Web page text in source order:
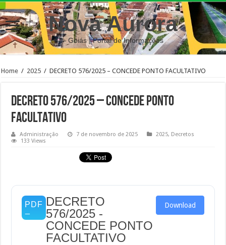
Nova Aurora
– Goiás | Portal de Informações
Home / 2025 / DECRETO 576/2025 – CONCEDE PONTO FACULTATIVO
DECRETO 576/2025 – CONCEDE PONTO
FACULTATIVO
Administração 7 de novembro de 2025 2025, Decretos
133 Views
DECRETO
576/2025 -
CONCEDE PONTO
FACULTATIVO
Download